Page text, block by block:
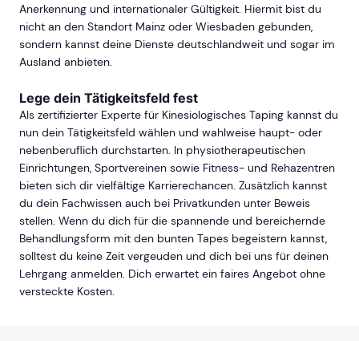
Anerkennung und internationaler Gültigkeit. Hiermit bist du
nicht an den Standort Mainz oder Wiesbaden gebunden,
sondern kannst deine Dienste deutschlandweit und sogar im
Ausland anbieten.
Lege dein Tätigkeitsfeld fest
Als zertifizierter Experte für Kinesiologisches Taping kannst du
nun dein Tätigkeitsfeld wählen und wahlweise haupt- oder
nebenberuflich durchstarten. In physiotherapeutischen
Einrichtungen, Sportvereinen sowie Fitness- und Rehazentren
bieten sich dir vielfältige Karrierechancen. Zusätzlich kannst
du dein Fachwissen auch bei Privatkunden unter Beweis
stellen. Wenn du dich für die spannende und bereichernde
Behandlungsform mit den bunten Tapes begeistern kannst,
solltest du keine Zeit vergeuden und dich bei uns für deinen
Lehrgang anmelden. Dich erwartet ein faires Angebot ohne
versteckte Kosten.